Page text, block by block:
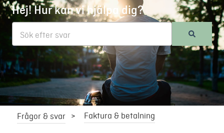
Hej! Hur kan vi hjälpa dig?
Det finns inga förslag eftersom sökfältet är tomt.
Frågor & svar Faktura & betalning